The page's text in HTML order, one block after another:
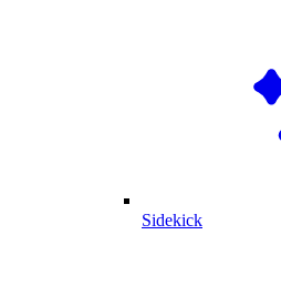
Sidekick